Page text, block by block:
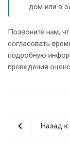
дом или в
Позвоните нам,
согласовать
подробную
проведения
Назад к